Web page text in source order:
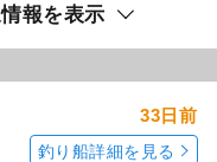
報を表示
33日前
釣り船詳細を見る